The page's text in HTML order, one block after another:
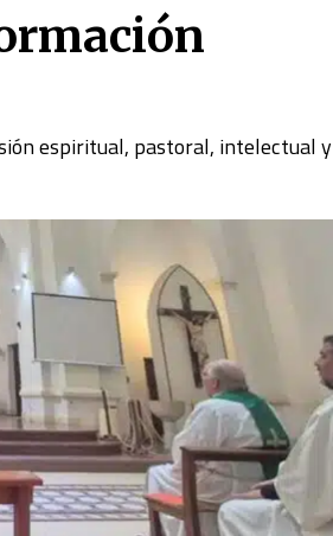
espiritual, pastoral, intelectual y